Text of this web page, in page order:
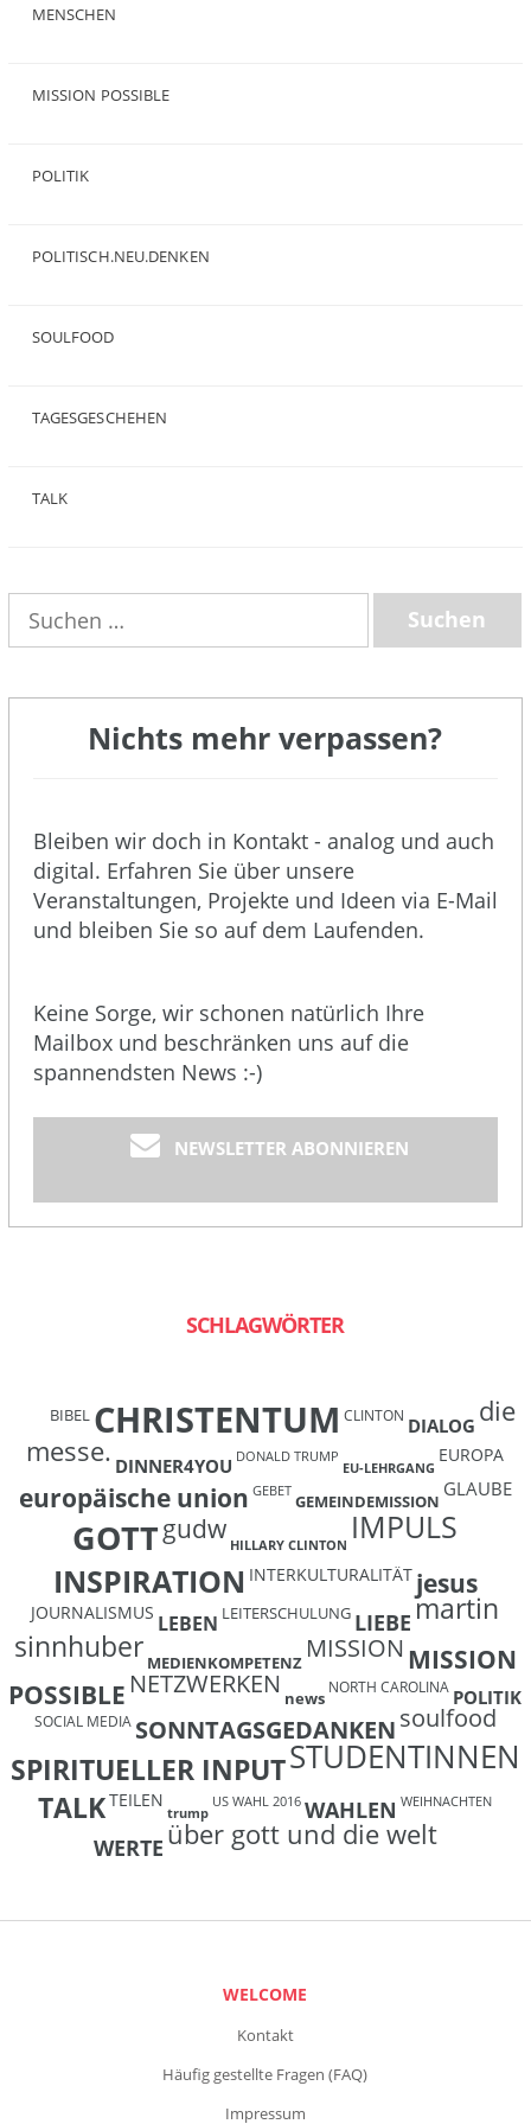
MENSCHEN
MISSION POSSIBLE
POLITIK
POLITISCH.NEU.DENKEN
SOULFOOD
TAGESGESCHEHEN
TALK
nach:
Nichts mehr verpassen?
Bleiben wir doch in Kontakt - analog und auch
digital. Erfahren Sie über unsere
Veranstaltungen, Projekte und Ideen via E-Mail
und bleiben Sie so auf dem Laufenden.
Keine Sorge, wir schonen natürlich Ihre
Mailbox und beschränken uns auf die
spannendsten News :-)
NEWSLETTER ABONNIEREN
SCHLAGWÖRTER
BIBEL CHRISTENTUM CLINTON DIALOG die
messe. DINNER4YOU DONALD TRUMP
EU-LEHRGANG
EUROPA
europäische union GEBET GEMEINDEMISSION
GLAUBE
GOTTgudw HILLARY CLINTON IMPULS
INSPIRATION INTERKULTURALITÄT jesus
JOURNALISMUS LEBEN LEITERSCHULUNG LIEBEmartin
sinnhuber MEDIENKOMPETENZ MISSION MISSION
POSSIBLE NETZWERKEN news
NORTH CAROLINA POLITIK
SOCIAL MEDIA SONNTAGSGEDANKENsoulfood
SPIRITUELLER INPUTSTUDENTINNEN
TALKTEILEN
trump
US WAHL 2016 WAHLEN WEIHNACHTEN
WERTE über gott und die welt
WELCOME
Kontakt
Häufig gestellte Fragen (FAQ)
Impressum